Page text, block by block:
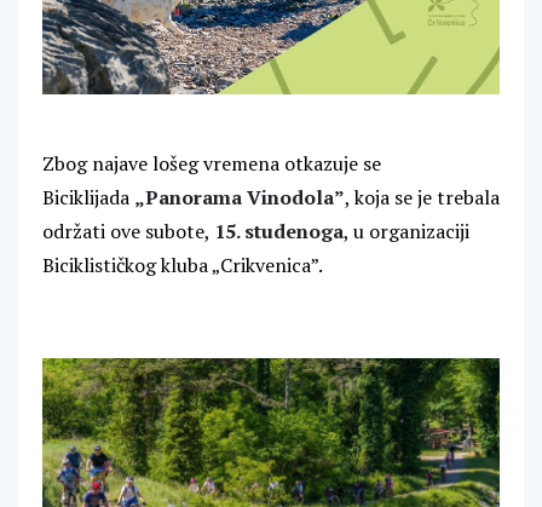
Zbog najave lošeg vremena otkazuje se
Biciklijada „Panorama Vinodola”, koja se je trebala
održati ove subote, 15. studenoga, u organizaciji
Biciklističkog kluba „Crikvenica”.